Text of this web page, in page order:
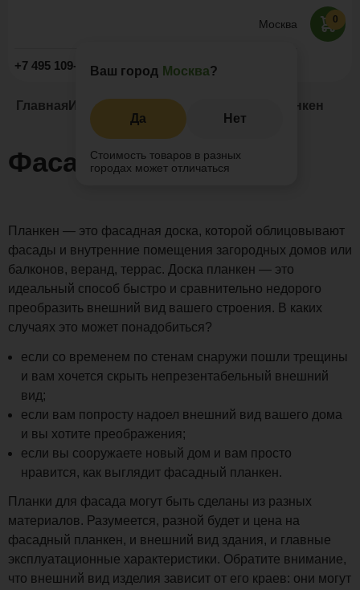
Москва
Ваш город Москва?
Да Нет
Стоимость товаров в разных
городах может отличаться
+7 495 109-52-09 Заказать звонок
0
Главная Информация Статьи Фасадный планкен
Фасадный планкен
Планкен — это фасадная доска, которой облицовывают
фасады и внутренние помещения загородных домов или
балконов, веранд, террас. Доска планкен — это
идеальный способ быстро и сравнительно недорого
преобразить внешний вид вашего строения. В каких
случаях это может понадобиться?
если со временем по стенам снаружи пошли трещины
и вам хочется скрыть непрезентабельный внешний
вид;
если вам попросту надоел внешний вид вашего дома
и вы хотите преображения;
если вы сооружаете новый дом и вам просто
нравится, как выглядит фасадный планкен.
Планки для фасада могут быть сделаны из разных
материалов. Разумеется, разной будет и цена на
фасадный планкен, и внешний вид здания, и главные
эксплуатационные характеристики. Обратите внимание,
что внешний вид изделия зависит от его краев: они могут